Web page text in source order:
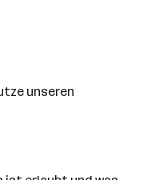
unseren